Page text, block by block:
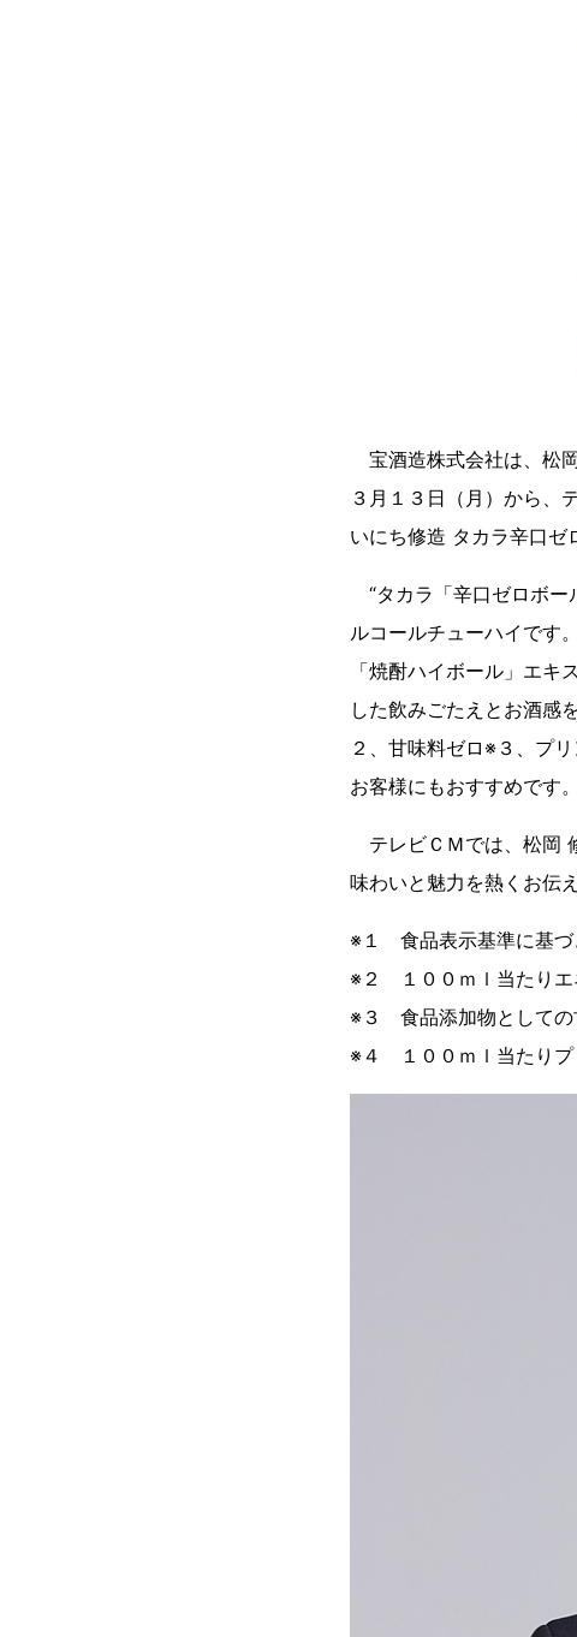
宝酒造株式会社は、松
３月１３日（月）から、
いにち修造 タカラ辛口ゼ
“タカラ「辛口ゼロボー
ルコールチューハイです
「焼酎ハイボール」エキ
した飲みごたえとお酒感
２、甘味料ゼロ※３、プ
お客様にもおすすめです。
テレビＣＭでは、松岡
味わいと魅力を熱くお伝
※１ 食品表示基準に基づ
※２ １００ｍｌ当たりエ
※３ 食品添加物としての
※４ １００ｍｌ当たりプ